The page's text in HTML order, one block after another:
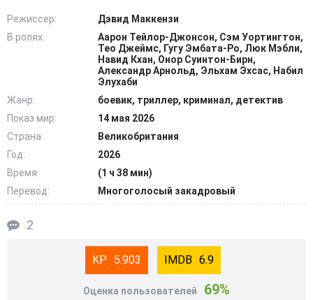
большая партия алмазов и наличных. Во время работы
над снарядом один из подчиненных Уилла замечает, что
«бомба» вовсе не старая — это ее современная
имитация. Трантер и шеф полиции Зузана понимают, что
эвакуация — это часть плана бандитов. Герой в
одиночку хочет обезвредить команду налетчиков.
Действие превращается в игру «кошки-мышки».
@Filmix.fan
Режиссер:
Дэвид Маккензи
В ролях:
Аарон Тейлор-Джонсон, Сэм Уортингтон,
Тео Джеймс, Гугу Эмбата-Ро, Люк Мэбли,
Навид Кхан, Онор Суинтон-Бирн,
Александр Арнольд, Эльхам Эхсас, Набил
Элухаби
Жанр:
боевик, триллер, криминал, детектив
Показ мир:
14 мая 2026
Страна:
Великобритания
Год:
2026
Время:
(1 ч 38 мин)
Перевод:
Многоголосый закадровый
2
5.903 6.9
Оценка пользователей 69%